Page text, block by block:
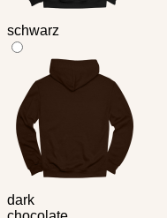
schwarz
dark